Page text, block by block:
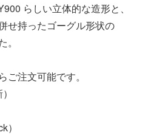
らしい立体的な造形と、
せ持ったゴーグル形状の
ご注文可能です。